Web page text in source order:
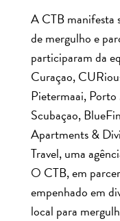
A CTB manifesta
de mergulho e
participaram da
Curaçao,
Pietermaai,
Scubaçao,
Apartments &
Travel, uma
O CTB, em
empenhado em
local para